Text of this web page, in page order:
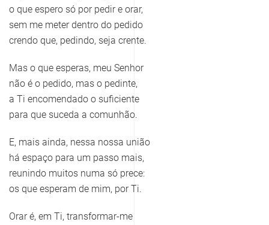
o que espero só por pedir e orar,
sem me meter dentro do pedido
crendo que, pedindo, seja crente.
Mas o que esperas, meu Senhor
não é o pedido, mas o pedinte,
a Ti encomendado o suficiente
para que suceda a comunhão.
E, mais ainda, nessa nossa união
há espaço para um passo mais,
reunindo muitos numa só prece:
os que esperam de mim, por Ti.
Orar é, em Ti, transformar-me